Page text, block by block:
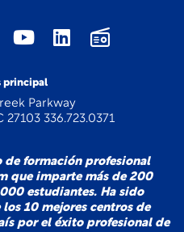
principal
Parkway
336.723.0371
de formación profesional
que imparte más de 200
estudiantes. Ha sido
10 mejores centros de
por el éxito profesional de